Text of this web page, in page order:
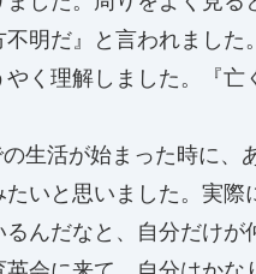
明だ』と言われました
く理解しました。『亡
生活が始まった時に、
いと思いました。実際
んだなと、自分だけが